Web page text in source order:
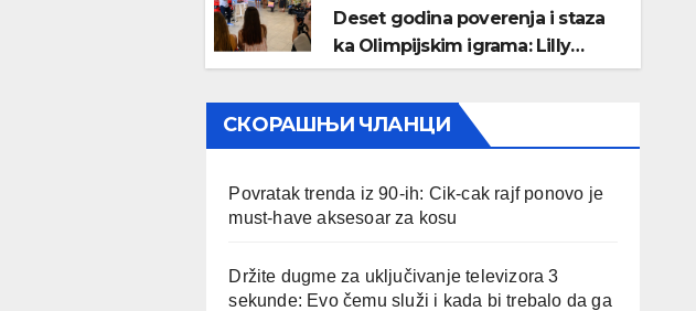
Deset godina poverenja i staza
ka Olimpijskim igrama: Lilly
Drogerie proslavile online
rođendan
СКОРАШЊИ ЧЛАНЦИ
Povratak trenda iz 90-ih: Cik-cak rajf ponovo je
must-have aksesoar za kosu
Držite dugme za uključivanje televizora 3
sekunde: Evo čemu služi i kada bi trebalo da ga